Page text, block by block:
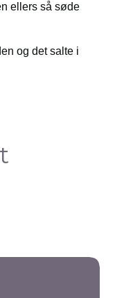
ellers så søde
og det salte i